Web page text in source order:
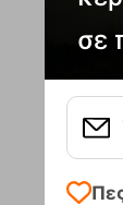
σε